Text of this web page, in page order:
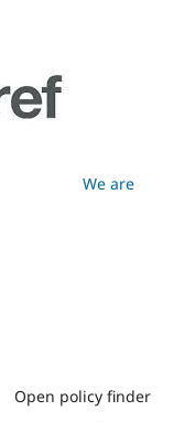
We are
Open policy finder